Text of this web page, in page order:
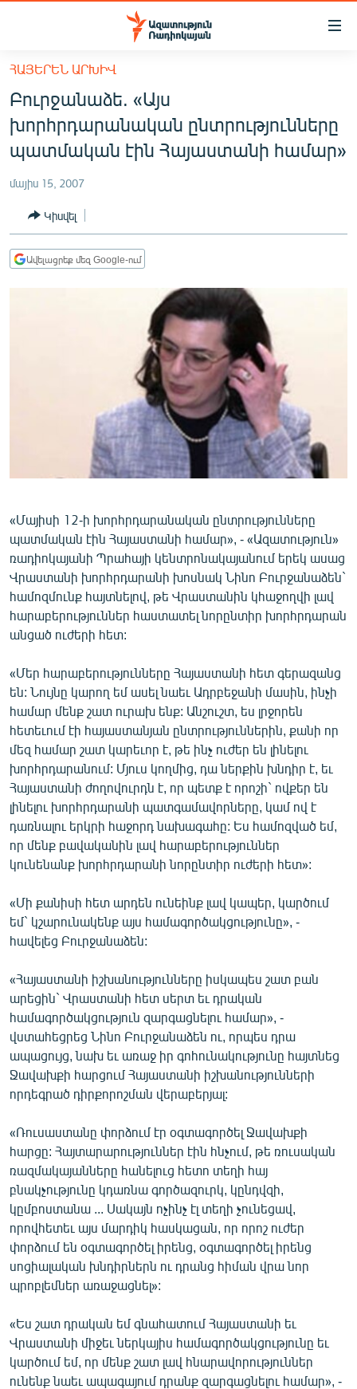
Մատչելիության
հիմնական
բովանդակությանը
Անցնել
հիմնական
մենյուին
ՀԱՅԱՍՏԱՆ
ՔԱՂԱՔԱԿԱՆ
ՀԱՍԱՐԱԿՈՒԹՅՈՒՆ
ՏՆՏԵՍՈՒԹՅՈՒՆ
ՊԱՏԵՐԱԶՄԻ 6 ՇԱԲԱԹՆԵՐԸ
ՄԵԿՆԱԲԱՆՈՒԹՅՈՒՆ
ԿՈՐՈՆԱՎԻՐՈՒՍ
ԱՐԽԻՎ
ՏԵՍԱՆՅՈՒԹԵՐ
ԲԱՆԱՎԵՃ
ՁԳՏԵԼՈՎ ԼԱՎԱԳՈՒՅՆԻՆ
Հայերեն
English
Русский
ՀԵՏԵՎԵՔ ՄԵԶ
«Ազատության» բոլոր կայքերը
ՀԱՅԵՐԵՆ ԱՐԽԻՎ
Բուրջանաձե. «Այս
խորհրդարանական ընտրությունները
պատմական էին Հայաստանի համար»
մայիս 15, 2007
Կիսվել
Ավելացրեք մեզ Google-ում
«Մայիսի 12-ի խորհրդարանական ընտրությունները
պատմական էին Հայաստանի համար», - «Ազատություն»
ռադիոկայանի Պրահայի կենտրոնակայանում երեկ ասաց
Վրաստանի խորհրդարանի խոսնակ Նինո Բուրջանաձեն`
համոզմունք հայտնելով, թե Վրաստանին կհաջողվի լավ
հարաբերություններ հաստատել նորընտիր խորհրդարան
անցած ուժերի հետ:
«Մեր հարաբերությունները Հայաստանի հետ գերազանց
են: Նույնը կարող եմ ասել նաեւ Ադրբեջանի մասին, ինչի
համար մենք շատ ուրախ ենք: Անշուշտ, ես լրջորեն
հետեւում էի հայաստանյան ընտրություններին, քանի որ
մեզ համար շատ կարեւոր է, թե ինչ ուժեր են լինելու
խորհրդարանում: Մյուս կողմից, դա ներքին խնդիր է, եւ
Հայաստանի ժողովուրդն է, որ պետք է որոշի` ովքեր են
լինելու խորհրդարանի պատգամավորները, կամ ով է
դառնալու երկրի հաջորդ նախագահը: Ես համոզված եմ,
որ մենք բավականին լավ հարաբերություններ
կունենանք խորհրդարանի նորընտիր ուժերի հետ»:
«Մի քանիսի հետ արդեն ունեինք լավ կապեր, կարծում
եմ` կշարունակենք այս համագործակցությունը», -
հավելեց Բուրջանաձեն:
«Հայաստանի իշխանությունները իսկապես շատ բան
արեցին` Վրաստանի հետ սերտ եւ դրական
համագործակցություն զարգացնելու համար», -
վստահեցրեց Նինո Բուրջանաձեն ու, որպես դրա
ապացույց, նախ եւ առաջ իր գոհունակությունը հայտնեց
Ջավախքի հարցում Հայաստանի իշխանությունների
որդեգրած դիրքորոշման վերաբերյալ:
«Ռուսաստանը փորձում էր օգտագործել Ջավախքի
հարցը: Հայտարարություններ էին հնչում, թե ռուսական
ռազմակայանները հանելուց հետո տեղի հայ
բնակչությունը կդառնա գործազուրկ, կընդվզի,
կըմբոստանա ... Սակայն ոչինչ էլ տեղի չունեցավ,
որովհետեւ այս մարդիկ հասկացան, որ որոշ ուժեր
փորձում են օգտագործել իրենց, օգտագործել իրենց
սոցիալական խնդիրներն ու դրանց հիման վրա նոր
պրոբլեմներ առաջացնել»:
«Ես շատ դրական եմ գնահատում Հայաստանի եւ
Վրաստանի միջեւ ներկայիս համագործակցությունը եւ
կարծում եմ, որ մենք շատ լավ հնարավորություններ
ունենք նաեւ ապագայում դրանք զարգացնելու համար», -